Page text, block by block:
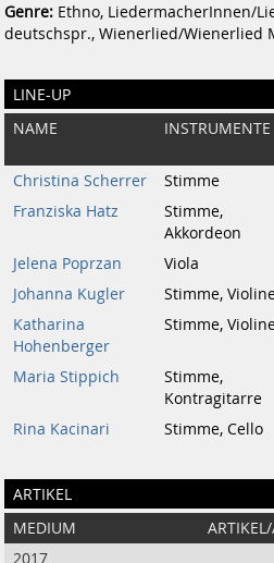
Genre: Ethno, LiedermacherInnen/
deutschspr., Wienerlied/Wienerlied
LINE-UP
NAME INSTRUMENTE
Christina Scherrer Stimme
Franziska Hatz
Stimme,
Akkordeon
Jelena Poprzan Viola
Johanna Kugler
Stimme,
Katharina
Hohenberger
Stimme,
Maria Stippich
Stimme,
Kontragitarre
Rina Kacinari Stimme, Cello
ARTIKEL
MEDIUM
2017